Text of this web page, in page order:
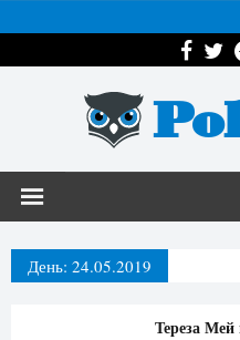
День: 24.05.2019
Тереза Мей